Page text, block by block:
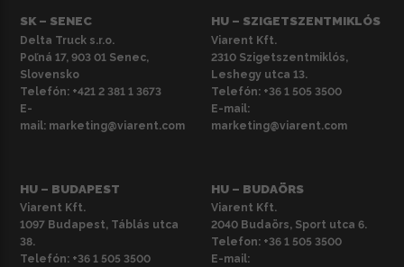
SK – SENEC
Delta Truck s.r.o.
Poľná 17, 903 01 Senec,
Slovensko
Telefón: +421 2 381 1 3673
E-
mail: marketing@viarent.com
HU – SZIGETSZENTMIKLÓS
Viarent Kft.
2310 Szigetszentmiklós,
Leshegy utca 13.
Telefón: +36 1 505 3500
E-mail:
marketing@viarent.com
HU – BUDAPEST
Viarent Kft.
1097 Budapest, Táblás utca
38.
Telefón: +36 1 505 3500
HU – BUDAÖRS
Viarent Kft.
2040 Budaörs, Sport utca 6.
Telefon: +36 1 505 3500
E-mail: